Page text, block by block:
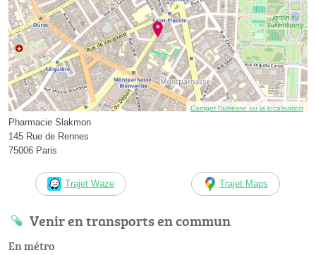
Corriger l’adresse ou la localisation
Pharmacie Slakmon
145 Rue de Rennes
75006 Paris
Trajet Waze Trajet Maps
Venir en transports en commun
En métro